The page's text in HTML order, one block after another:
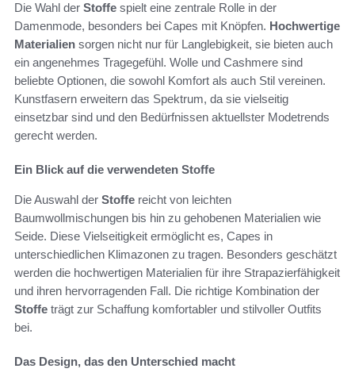
Die Wahl der Stoffe spielt eine zentrale Rolle in der
Damenmode, besonders bei Capes mit Knöpfen. Hochwertige
Materialien sorgen nicht nur für Langlebigkeit, sie bieten auch
ein angenehmes Tragegefühl. Wolle und Cashmere sind
beliebte Optionen, die sowohl Komfort als auch Stil vereinen.
Kunstfasern erweitern das Spektrum, da sie vielseitig
einsetzbar sind und den Bedürfnissen aktuellster Modetrends
gerecht werden.
Ein Blick auf die verwendeten Stoffe
Die Auswahl der Stoffe reicht von leichten
Baumwollmischungen bis hin zu gehobenen Materialien wie
Seide. Diese Vielseitigkeit ermöglicht es, Capes in
unterschiedlichen Klimazonen zu tragen. Besonders geschätzt
werden die hochwertigen Materialien für ihre Strapazierfähigkeit
und ihren hervorragenden Fall. Die richtige Kombination der
Stoffe trägt zur Schaffung komfortabler und stilvoller Outfits
bei.
Das Design, das den Unterschied macht